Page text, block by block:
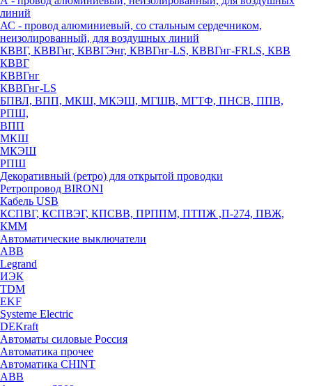
линий
АС - провод алюминиевый, со стальным сердечником,
неизолированный, для воздушных линий
КВВГ, КВВГнг, КВВГЭнг, КВВГнг-LS, КВВГнг-FRLS, КВВ
КВВГ
КВВГнг
КВВГнг-LS
БПВЛ, ВПП, МКШ, МКЭШ, МГШВ, МГТФ, ПНСВ, ППВ,
РПШ,
ВПП
МКШ
МКЭШ
РПШ
Декоративный (ретро) для открытой проводки
Ретропровод BIRONI
Кабель USB
КСПВГ, КСПВЭГ, КПСВВ, ПРППМ, ПТПЖ ,П-274, ПВЖ,
КММ
Автоматические выключатели
ABB
Legrand
ИЭК
TDM
EKF
Systeme Electric
DEKraft
Автоматы силовые Россия
Автоматика прочее
Автоматика CHINT
ABB